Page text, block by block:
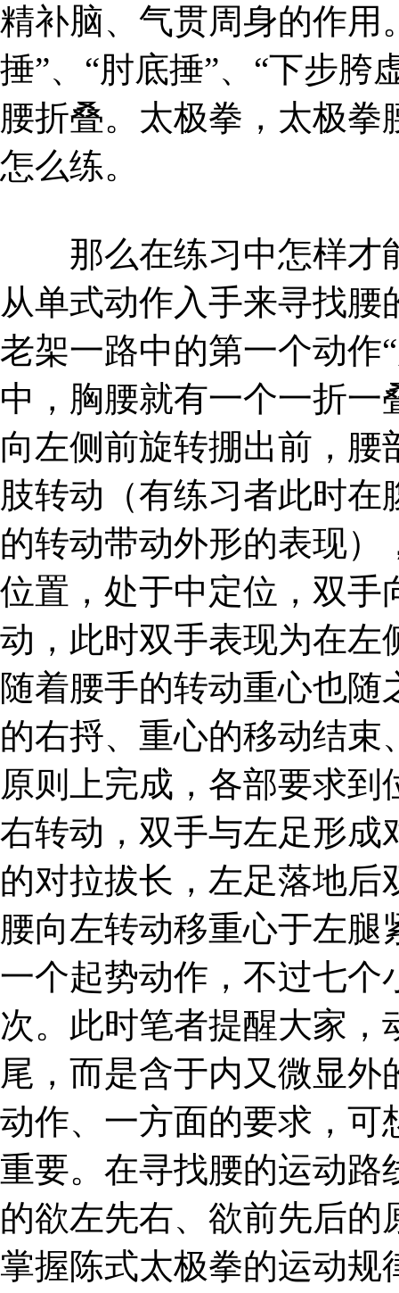
精补脑、气贯周身的作用
捶”、“肘底捶”、“下步胯
腰折叠。太极拳，太极
怎么练。
那么在练习中怎样才
从单式动作入手来寻找
老架一路中的第一个动作
中，胸腰就有一个一折
向左侧前旋转掤出前，
肢转动（有练习者此时
的转动带动外形的表现
位置，处于中定位，双手
动，此时双手表现为在左
随着腰手的转动重心也
的右捋、重心的移动结
原则上完成，各部要求
右转动，双手与左足形成
的对拉拔长，左足落地
腰向左转动移重心于左
一个起势动作，不过七个
次。此时笔者提醒大家
尾，而是含于内又微显
动作、一方面的要求，可
重要。在寻找腰的运动路
的欲左先右、欲前先后
掌握陈式太极拳的运动规